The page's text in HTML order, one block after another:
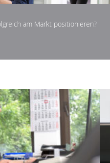
am Markt positionieren?